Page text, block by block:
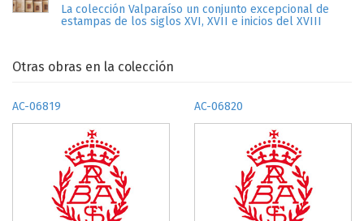
La colección Valparaíso un conjunto excepcional de
estampas de los siglos XVI, XVII e inicios del XVIII
Otras obras en la colección
AC-06819 AC-06820